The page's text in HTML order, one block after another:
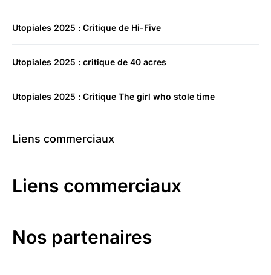
Utopiales 2025 : Critique de Hi-Five
Utopiales 2025 : critique de 40 acres
Utopiales 2025 : Critique The girl who stole time
Liens commerciaux
Liens commerciaux
Nos partenaires